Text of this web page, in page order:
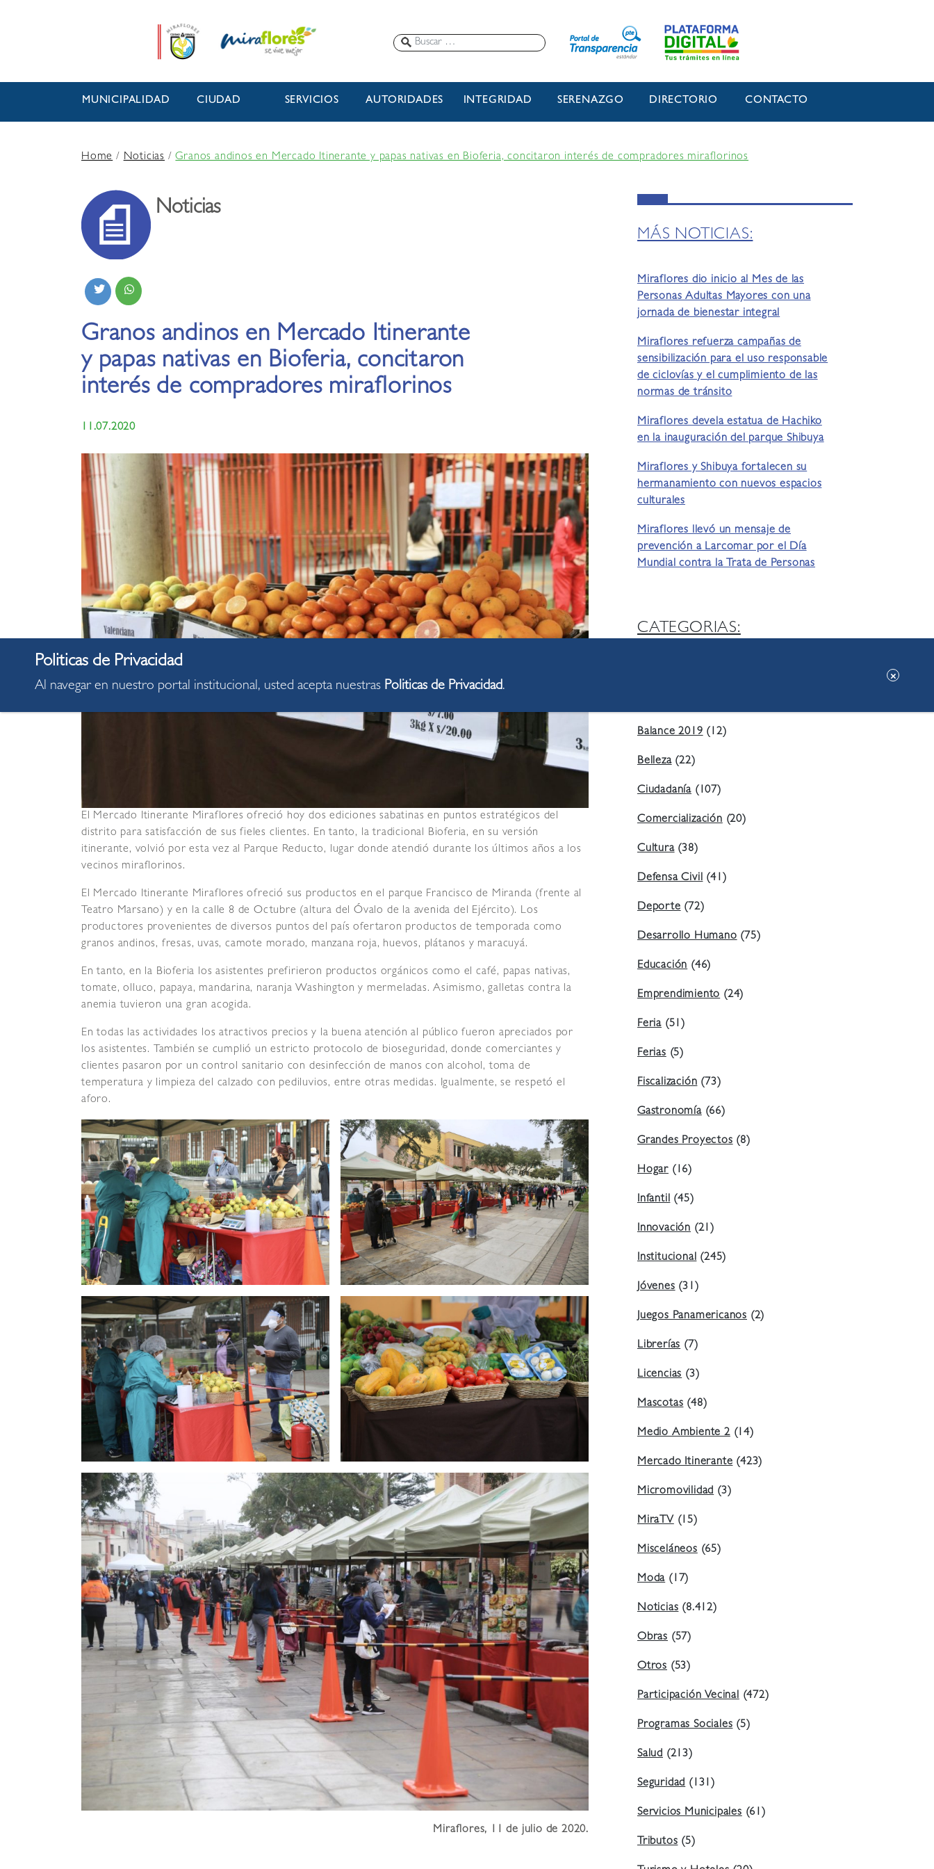
MUNICIPALIDAD CIUDAD SERVICIOS AUTORIDADES INTEGRIDAD SERENAZGO DIRECTORIO CONTACTO
Home/Noticias /Granos andinos en Mercado Itinerante y papas nativas en Bioferia, concitaron interés de compradores miraflorinos
Noticias
Granos andinos en Mercado Itinerante
y papas nativas en Bioferia, concitaron
interés de compradores miraflorinos
11.07.2020
El Mercado Itinerante Miraflores ofreció hoy dos ediciones sabatinas en puntos estratégicos del
distrito para satisfacción de sus fieles clientes. En tanto, la tradicional Bioferia, en su versión
itinerante, volvió por esta vez al Parque Reducto, lugar donde atendió durante los últimos años a los
vecinos miraflorinos.
El Mercado Itinerante Miraflores ofreció sus productos en el parque Francisco de Miranda (frente al
Teatro Marsano) y en la calle 8 de Octubre (altura del Óvalo de la avenida del Ejército). Los
productores provenientes de diversos puntos del país ofertaron productos de temporada como
granos andinos, fresas, uvas, camote morado, manzana roja, huevos, plátanos y maracuyá.
En tanto, en la Bioferia los asistentes prefirieron productos orgánicos como el café, papas nativas,
tomate, olluco, papaya, mandarina, naranja Washington y mermeladas. Asimismo, galletas contra la
anemia tuvieron una gran acogida.
En todas las actividades los atractivos precios y la buena atención al público fueron apreciados por
los asistentes. También se cumplió un estricto protocolo de bioseguridad, donde comerciantes y
clientes pasaron por un control sanitario con desinfección de manos con alcohol, toma de
temperatura y limpieza del calzado con pediluvios, entre otras medidas. Igualmente, se respetó el
aforo.
Miraflores, 11 de julio de 2020.
MÁS NOTICIAS:
Miraflores dio inicio al Mes de las
Personas Adultas Mayores con una
jornada de bienestar integral
Miraflores refuerza campañas de
sensibilización para el uso responsable
de ciclovías y el cumplimiento de las
normas de tránsito
Miraflores devela estatua de Hachiko
en la inauguración del parque Shibuya
Miraflores y Shibuya fortalecen su
hermanamiento con nuevos espacios
culturales
Miraflores llevó un mensaje de
prevención a Larcomar por el Día
Mundial contra la Trata de Personas
CATEGORIAS:
Balance 2019(12)
Belleza(22)
Ciudadanía (107)
Comercialización(20)
Cultura(38)
Defensa Civil(41)
Deporte(72)
Desarrollo Humano(75)
Educación(46)
Emprendimiento(24)
Feria (51)
Ferias(5)
Fiscalización(73)
Gastronomía(66)
Grandes Proyectos(8)
Hogar (16)
Infantil(45)
Innovación (21)
Institucional(245)
Jóvenes(31)
Juegos Panamericanos (2)
Librerías(7)
Licencias(3)
Mascotas(48)
Medio Ambiente 2(14)
Mercado Itinerante(423)
Micromovilidad(3)
MiraTV(15)
Misceláneos(65)
Moda(17)
Noticias(8.412)
Obras (57)
Otros (53)
Participación Vecinal(472)
Programas Sociales(5)
Salud (213)
Seguridad(131)
Servicios Municipales(61)
Tributos(5)
Al navegar en nuestro portal institucional, usted acepta nuestras Politicas de Privacidad.